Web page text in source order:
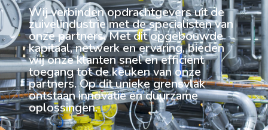
Wij verbinden opdrachtgevers uit de
zuivelindustrie met de specialisten van
onze partners. Met dit opgebouwde
kapitaal, netwerk en ervaring, bieden
wij onze klanten snel en efficiënt
toegang tot de keuken van onze
partners. Op dit unieke grensvlak
ontstaan innovatie en duurzame
oplossingen.